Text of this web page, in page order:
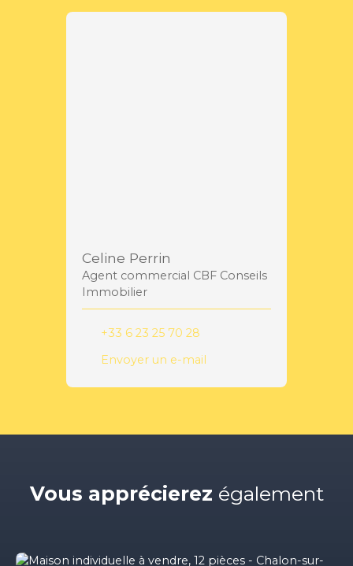
Celine Perrin
Agent commercial CBF Conseils
Immobilier
+33 6 23 25 70 28
Envoyer un e-mail
Vous apprécierez également